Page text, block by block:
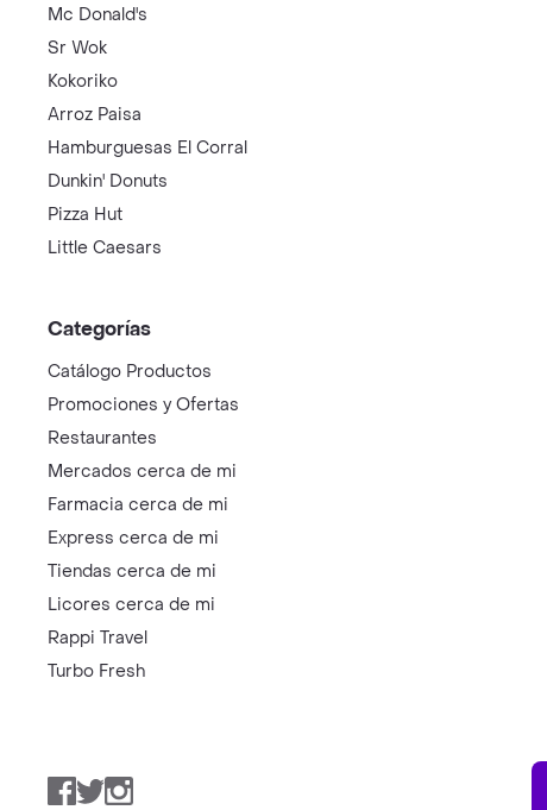
Mc Donald's
Sr Wok
Kokoriko
Arroz Paisa
Hamburguesas El Corral
Dunkin' Donuts
Pizza Hut
Little Caesars
Categorías
Catálogo Productos
Promociones y Ofertas
Restaurantes
Mercados cerca de mi
Farmacia cerca de mi
Express cerca de mi
Tiendas cerca de mi
Licores cerca de mi
Rappi Travel
Turbo Fresh
Facebook
TwitterInstagram